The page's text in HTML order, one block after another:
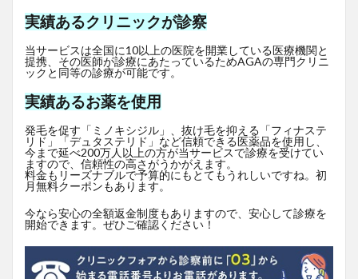
実績あるクリニックが診察
当サービスは全国に10以上の医院を開業している医療機関と
提携、その医師が診療にあたっているためAGAの専門クリニ
ックと同等の診療が可能です。
実績あるお薬を使用
発毛を促す「ミノキシジル」、抜け毛を抑える「フィナステ
リド」「デュタステリド」など信頼できる医薬品を使用し、
今まで延べ200万人以上の方が当サービスで診療を受けてい
ますので、信頼性の高さがうかがえます。
料金もリーズナブルで予算的にもとてもうれしいですね。初
月無料クーポンもあります。
今なら安心の全額返金制度もありますので、安心して診療を
開始できます。ぜひご確認ください！